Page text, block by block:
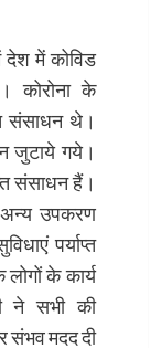
देश में कोविड
कोरोना के
संसाधन थे।
जुटाये गये।
संसाधन हैं।
अन्य उपकरण
पर्याप्त
के कार्य
ने सभी की
संभव मदद दी